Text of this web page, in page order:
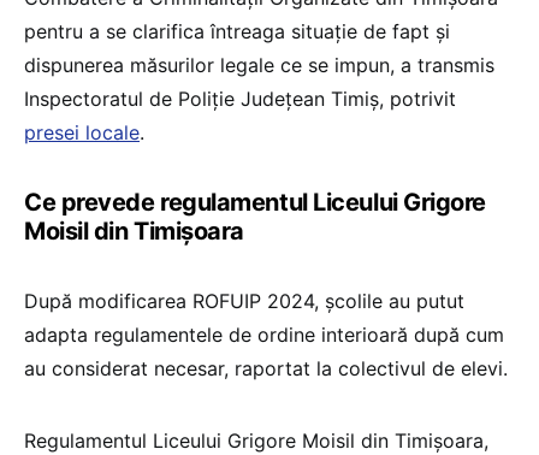
pentru a se clarifica întreaga situație de fapt și
dispunerea măsurilor legale ce se impun, a transmis
Inspectoratul de Poliție Județean Timiș, potrivit
presei locale.
Ce prevede regulamentul Liceului Grigore
Moisil din Timișoara
După modificarea ROFUIP 2024, școlile au putut
adapta regulamentele de ordine interioară după cum
au considerat necesar, raportat la colectivul de elevi.
Regulamentul Liceului Grigore Moisil din Timișoara,